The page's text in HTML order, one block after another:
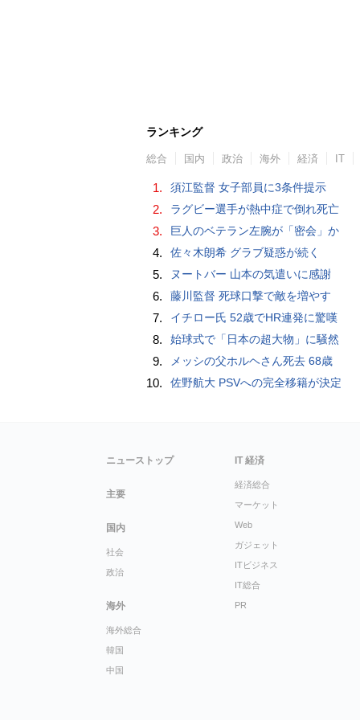
ランキング
総合 国内 政治 海外 経済 IT
1. 須江監督 女子部員に3条件提示
2. ラグビー選手が熱中症で倒れ死亡
3. 巨人のベテラン左腕が「密会」か
4. 佐々木朗希 グラブ疑惑が続く
5. ヌートバー 山本の気遣いに感謝
6. 藤川監督 死球口撃で敵を増やす
7. イチロー氏 52歳でHR連発に驚嘆
8. 始球式で「日本の超大物」に騒然
9. メッシの父ホルヘさん死去 68歳
10. 佐野航大 PSVへの完全移籍が決定
ニューストップ
主要
国内
社会
政治
海外
海外総合
韓国
中国
IT 経済
経済総合
マーケット
Web
ガジェット
ITビジネス
IT総合
PR